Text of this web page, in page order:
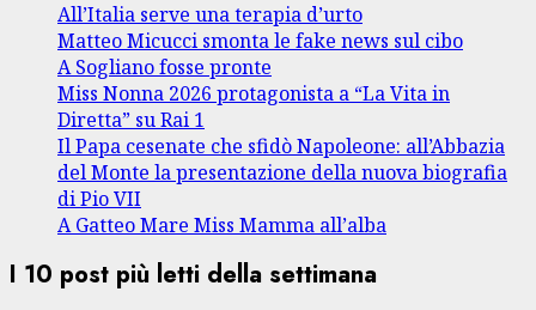
All’Italia serve una terapia d’urto
Matteo Micucci smonta le fake news sul cibo
A Sogliano fosse pronte
Miss Nonna 2026 protagonista a “La Vita in
Diretta” su Rai 1
Il Papa cesenate che sfidò Napoleone: all’Abbazia
del Monte la presentazione della nuova biografia
di Pio VII
A Gatteo Mare Miss Mamma all’alba
I 10 post più letti della settimana